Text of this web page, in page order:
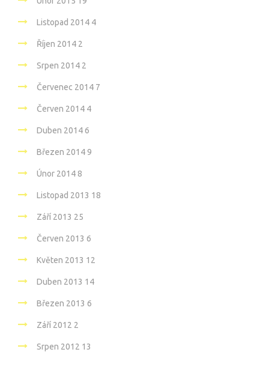
Listopad 2014 4
Říjen 2014 2
Srpen 2014 2
Červenec 2014 7
Červen 2014 4
Duben 20146
Březen 2014 9
Únor 2014 8
Listopad 2013 18
Září 2013 25
Červen 2013 6
Květen 2013 12
Duben 2013 14
Březen 2013 6
Září 2012 2
Srpen 2012 13